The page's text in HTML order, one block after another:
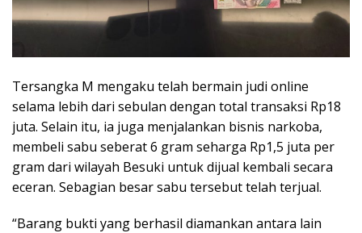
Tersangka M mengaku telah bermain judi online
selama lebih dari sebulan dengan total transaksi Rp18
juta. Selain itu, ia juga menjalankan bisnis narkoba,
membeli sabu seberat 6 gram seharga Rp1,5 juta per
gram dari wilayah Besuki untuk dijual kembali secara
eceran. Sebagian besar sabu tersebut telah terjual.
“Barang bukti yang berhasil diamankan antara lain